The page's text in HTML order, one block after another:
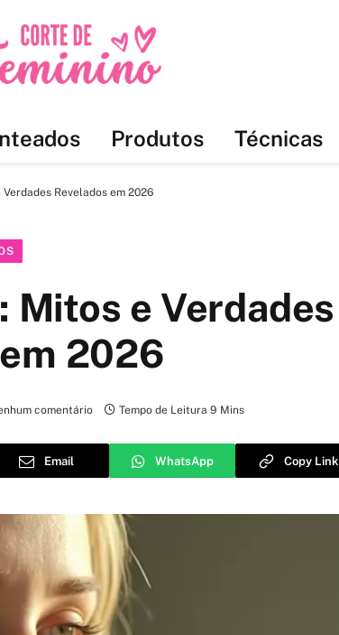
Produtos Técnicas
Revelados em 2026
Mitos e Verdades
2026
comentário Tempo de Leitura 9 Mins
Email WhatsApp Copy Link